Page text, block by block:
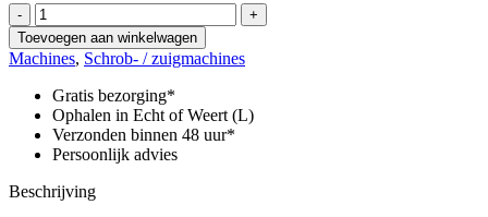
-
BD
43/35
C
Classic
Ep
aantal
+
Toevoegen aan winkelwagen
Machines, Schrob- / zuigmachines
Gratis bezorging*
Ophalen in Echt of Weert (L)
Verzonden binnen 48 uur*
Persoonlijk advies
Beschrijving